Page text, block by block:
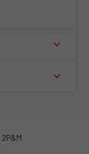
2P&M